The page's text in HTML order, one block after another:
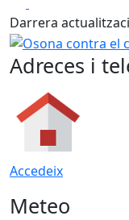
+
−
Darrera
Osona contra el
Adreces i
Accedeix
Meteo